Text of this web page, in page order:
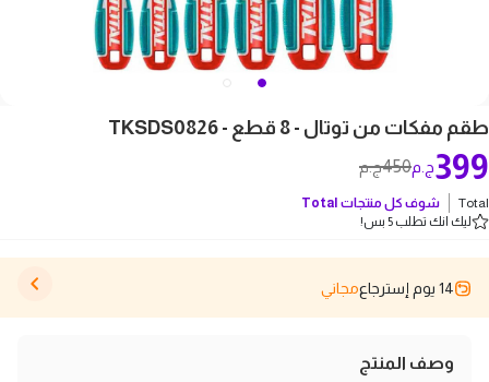
طقم مفكات من توتال - 8 قطع - TKSDS0826
450ج.م 399ج.م
Total شوف كل منتجات Total
ليك انك تطلب 5 بس!
14 يوم إسترجاع مجاني
وصف المنتج